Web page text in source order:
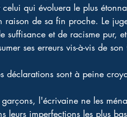
qui évoluera le plus
raison de sa fin proche. Le
suffisance et de racisme pur,
ses erreurs vis-à-vis de
déclarations sont à peine
l'écrivaine ne les
leurs imperfections les plus